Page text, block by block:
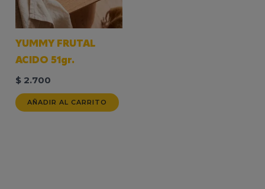
YUMMY FRUTAL
ACIDO 51gr.
$ 2.700
AÑADIR AL CARRITO